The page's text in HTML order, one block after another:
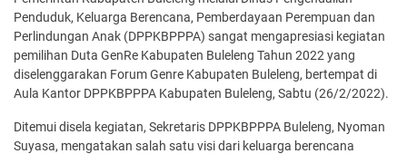
Penduduk, Keluarga Berencana, Pemberdayaan Perempuan dan
Perlindungan Anak (DPPKBPPPA) sangat mengapresiasi kegiatan
pemilihan Duta GenRe Kabupaten Buleleng Tahun 2022 yang
diselenggarakan Forum Genre Kabupaten Buleleng, bertempat di
Aula Kantor DPPKBPPPA Kabupaten Buleleng, Sabtu (26/2/2022).
Ditemui disela kegiatan, Sekretaris DPPKBPPPA Buleleng, Nyoman
Suyasa, mengatakan salah satu visi dari keluarga berencana